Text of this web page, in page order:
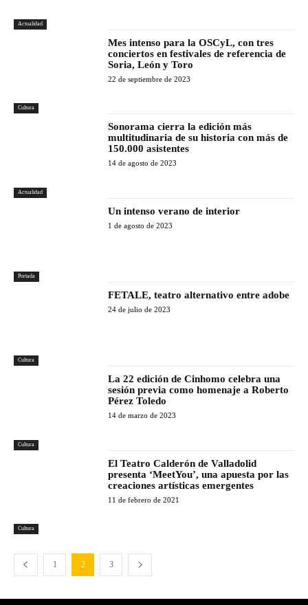
Actualidad
Cultura
Mes intenso para la OSCyL, con tres
conciertos en festivales de referencia de
Soria, León y Toro
22 de septiembre de 2023
Actualidad
Sonorama cierra la edición más
multitudinaria de su historia con más de
150.000 asistentes
14 de agosto de 2023
Portada
Un intenso verano de interior
1 de agosto de 2023
Cultura
FETALE, teatro alternativo entre adobe
24 de julio de 2023
Cultura
La 22 edición de Cinhomo celebra una
sesión previa como homenaje a Roberto
Pérez Toledo
14 de marzo de 2023
Cultura
El Teatro Calderón de Valladolid
presenta ‘MeetYou’, una apuesta por las
creaciones artísticas emergentes
11 de febrero de 2021
1 2 3